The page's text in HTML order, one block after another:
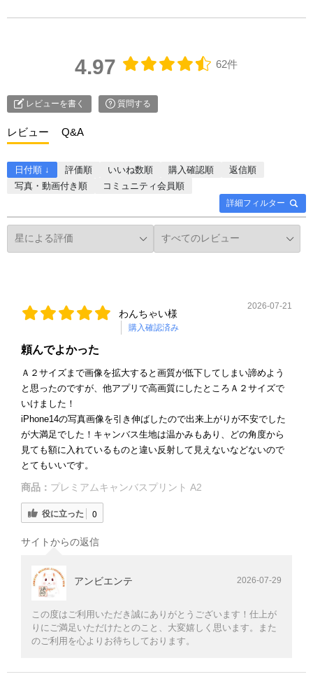
4.97 62件
レビューを書く 質問する
レビュー Q&A
詳細フィルター
日付順 ↓ 評価順 いいね数順 購入確認順
返信順
写真・動画付き順
コミュニティ会員順
わんちゃい様
購入確認済み
2026-07-21
頼んでよかった
Ａ２サイズまで画像を拡大すると画質が低下してしまい諦めよう
と思ったのですが、他アプリで高画質にしたところＡ２サイズで
いけました！
iPhone14の写真画像を引き伸ばしたので出来上がりが不安でした
が大満足でした！キャンバス生地は温かみもあり、どの角度から
見ても額に入れているものと違い反射して見えないなどないので
とてもいいです。
商品： プレミアムキャンバスプリント A2
役に立った 0
サイトからの返信
アンビエンテ 2026-07-29
この度はご利用いただき誠にありがとうございます！仕上が
りにご満足いただけたとのこと、大変嬉しく思います。また
のご利用を心よりお待ちしております。